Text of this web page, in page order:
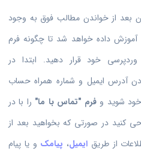
بعد از خواندن مطالب فوق به وجود
داده خواهد شد تا چگونه فرم
خود قرار دهید. ابتدا در
آدرس ایمیل و شماره همراه حساب
شوید و فرم "تماس با ما" را با در
کنید در صورتی که بخواهید بعد از
از طریق ایمیل، پیامک و یا پیام